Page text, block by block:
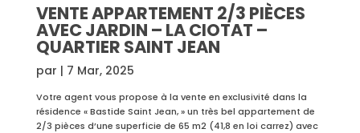
VENTE APPARTEMENT 2/3 PIÈCES
AVEC JARDIN – LA CIOTAT –
QUARTIER SAINT JEAN
par | 7 Mar, 2025
Votre agent vous propose à la vente en exclusivité dans la
résidence « Bastide Saint Jean, » un très bel appartement de
2/3 pièces d’une superficie de 65 m2 (41,8 en loi carrez) avec